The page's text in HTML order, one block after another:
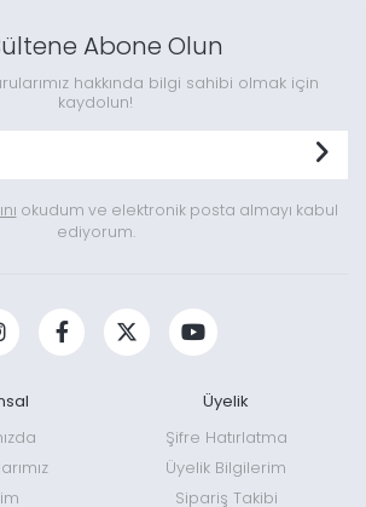
Abone Olun
hakkında bilgi sahibi olmak için
kaydolun!
okudum ve elektronik posta almayı kabul
ediyorum.
Üyelik
Şifre Hatırlatma
Üyelik Bilgilerim
Sipariş Takibi